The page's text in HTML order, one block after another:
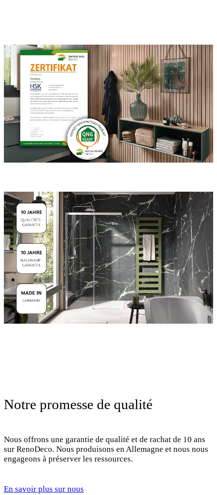
Notre promesse de qualité
Nous offrons une garantie de qualité et de rachat de 10 ans
sur RenoDeco. Nous produisons en Allemagne et nous nous
engageons à préserver les ressources.
En savoir plus sur nous